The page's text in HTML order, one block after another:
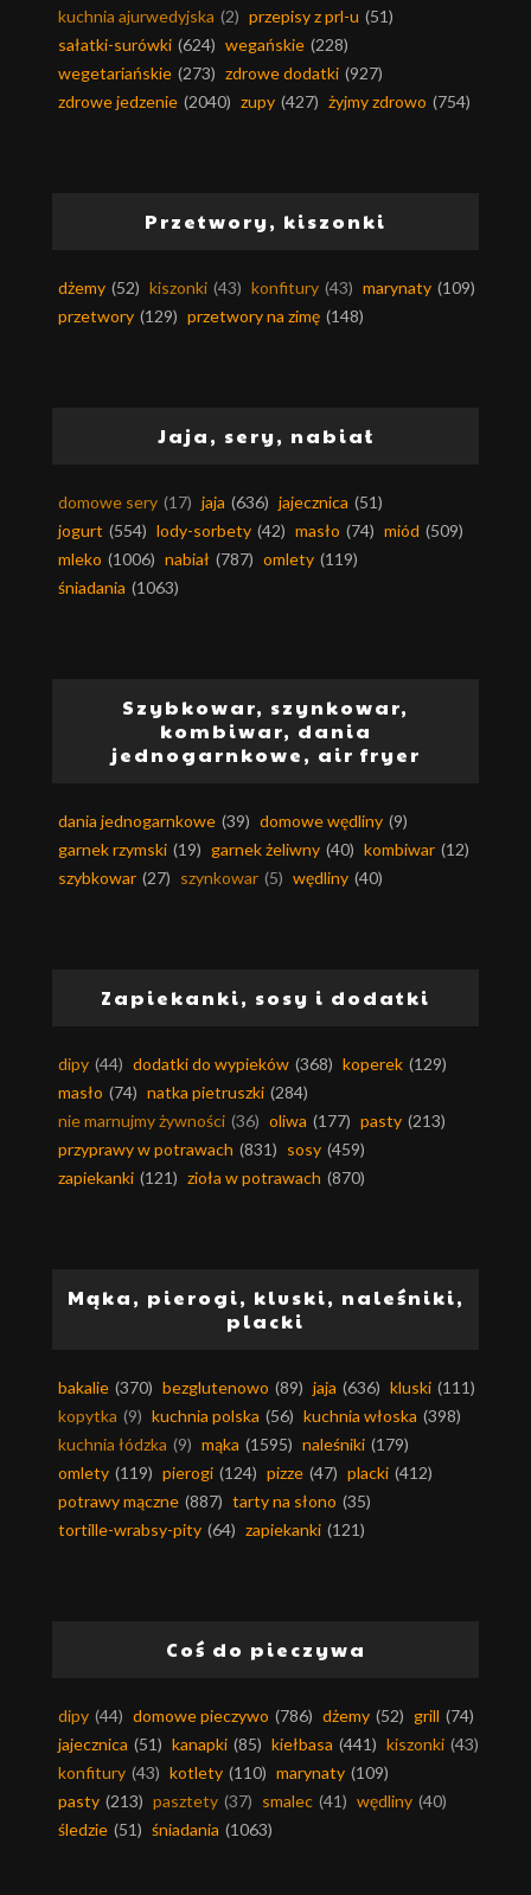
kuchnia ajurwedyjska (2) przepisy z prl-u (51)
sałatki-surówki (624) wegańskie (228)
wegetariańskie (273) zdrowe dodatki (927)
zdrowe jedzenie (2040) zupy (427) żyjmy zdrowo (754)
Przetwory, kiszonki
dżemy (52) kiszonki (43) konfitury (43) marynaty (109)
przetwory (129) przetwory na zimę (148)
Jaja, sery, nabiał
domowe sery (17) jaja (636) jajecznica (51)
jogurt (554) lody-sorbety (42) masło (74) miód (509)
mleko (1006) nabiał (787) omlety (119)
śniadania (1063)
Szybkowar, szynkowar,
kombiwar, dania
jednogarnkowe, air fryer
dania jednogarnkowe (39) domowe wędliny (9)
garnek rzymski (19) garnek żeliwny (40) kombiwar (12)
szybkowar (27) szynkowar (5) wędliny (40)
Zapiekanki, sosy i dodatki
dipy (44) dodatki do wypieków (368) koperek (129)
masło (74) natka pietruszki (284)
nie marnujmy żywności (36) oliwa (177) pasty (213)
przyprawy w potrawach (831) sosy (459)
zapiekanki (121) zioła w potrawach (870)
Mąka, pierogi, kluski, naleśniki,
placki
bakalie (370) bezglutenowo (89) jaja (636) kluski (111)
kopytka (9) kuchnia polska (56) kuchnia włoska (398)
kuchnia łódzka (9) mąka (1595) naleśniki (179)
omlety (119) pierogi (124) pizze (47) placki (412)
potrawy mączne (887) tarty na słono (35)
tortille-wrabsy-pity (64) zapiekanki (121)
Coś do pieczywa
dipy (44) domowe pieczywo (786) dżemy (52) grill (74)
jajecznica (51) kanapki (85) kiełbasa (441) kiszonki (43)
konfitury (43) kotlety (110) marynaty (109)
pasty (213) pasztety (37) smalec (41) wędliny (40)
śledzie (51) śniadania (1063)